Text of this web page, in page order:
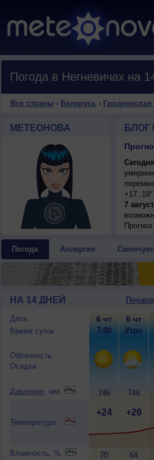
Погода в Негневичах на
Все страны › Беларусь › Гродненская
МЕТЕОНОВА БЛОГ
7
Погода Аллергия
НА 14 ДНЕЙ
Дата
Время суток
Облачность
Осадки
Давление, мм.
Температура
Влажность, %
6 чт
7:00
746
+24
70
6 чт
Утро
746
+26
64